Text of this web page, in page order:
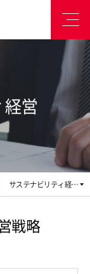
営
サステナビリティ経営
戦略